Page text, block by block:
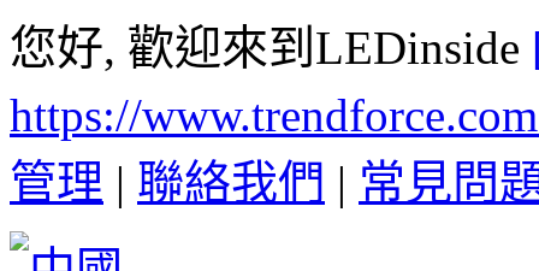
您好, 歡迎來到LEDinside
https://
管理 | 聯絡我們 | 常見問